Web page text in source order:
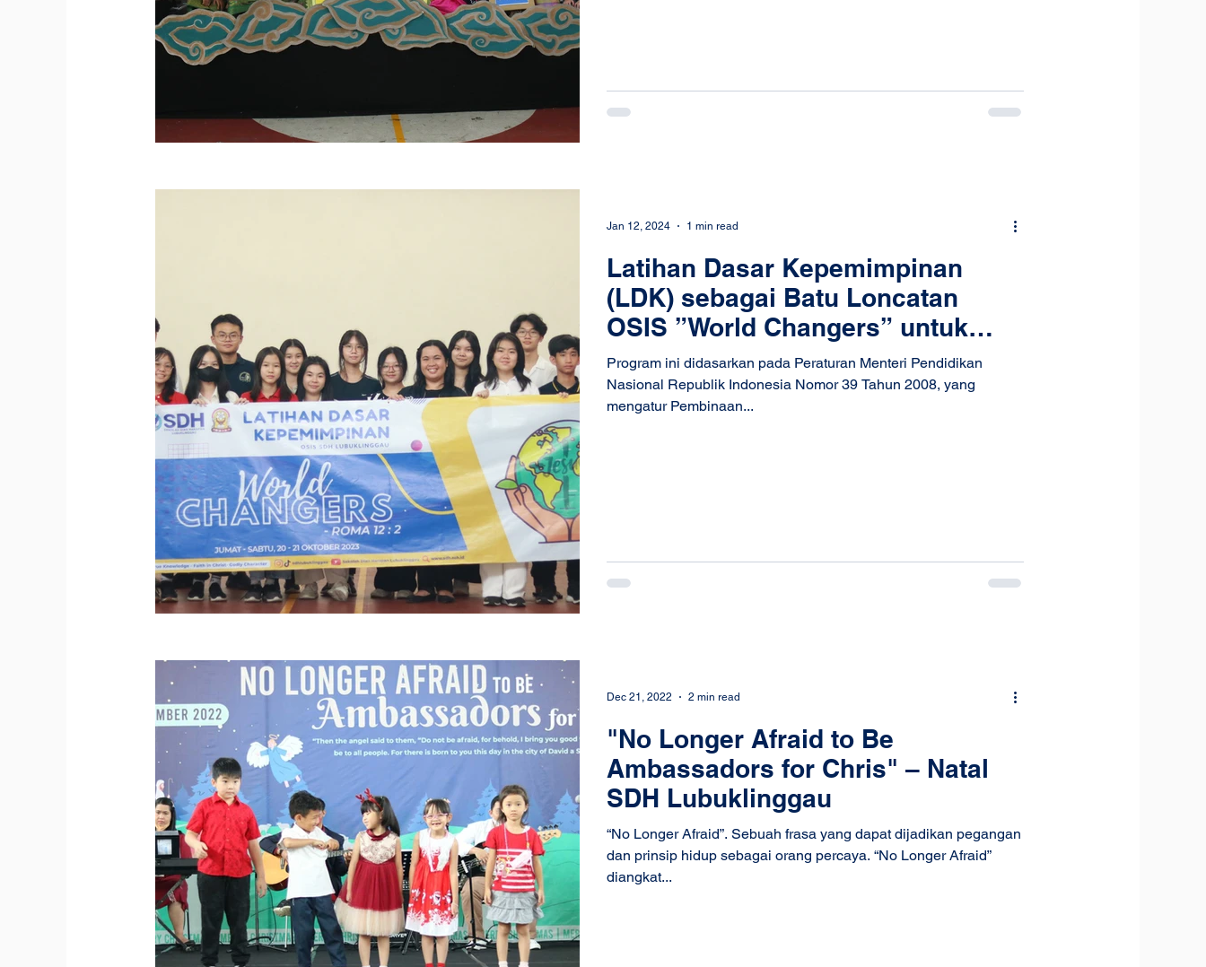
Latihan Dasar Kepemimpinan
(LDK) sebagai Batu Loncatan
OSIS ”World Changers” untuk
Mentransformasi Dunia
Program ini didasarkan pada Peraturan Menteri Pendidikan
Nasional Republik Indonesia Nomor 39 Tahun 2008, yang
mengatur Pembinaan...
Jan 12, 2024 1 min read
"No Longer Afraid to Be
Ambassadors for Chris" – Natal
SDH Lubuklinggau
“No Longer Afraid”. Sebuah frasa yang dapat dijadikan pegangan
dan prinsip hidup sebagai orang percaya. “No Longer Afraid”
diangkat...
Dec 21, 2022 2 min read